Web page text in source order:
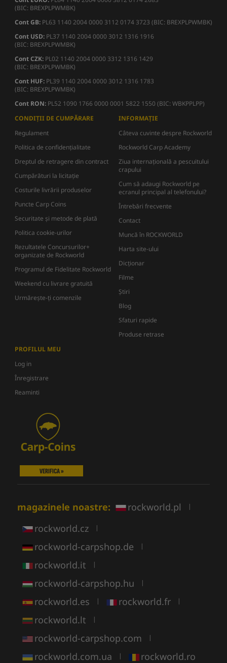
(BIC: BREXPLPWMBK)
Cont GB: PL63 1140 2004 0000 3112 0174 3723 (BIC: BREXPLPWMBK)
Cont USD: PL37 1140 2004 0000 3012 1316 1916
(BIC: BREXPLPWMBK)
Cont CZK: PL02 1140 2004 0000 3312 1316 1429
(BIC: BREXPLPWMBK)
Cont HUF: PL39 1140 2004 0000 3012 1316 1783
(BIC: BREXPLPWMBK)
Cont RON: PL52 1090 1766 0000 0001 5822 1550 (BIC: WBKPPLPP)
CONDIȚII DE CUMPĂRARE
Regulament
Politica de confidențialitate
Dreptul de retragere din contract
Cumpărături la licitație
Costurile livrării produselor
Puncte Carp Coins
Securitate și metode de plată
Politica cookie-urilor
Rezultatele Concursurilor+
organizate de Rockworld
Programul de Fidelitate Rockworld
Weekend cu livrare gratuită
Urmărește-ți comenzile
INFORMAȚIE
Câteva cuvinte despre Rockworld
Rockworld Carp Academy
Ziua internațională a pescuitului
crapului
Cum să adaugi Rockworld pe
ecranul principal al telefonului?
Întrebări frecvente
Contact
Muncă în ROCKWORLD
Harta site-ului
Dicţionar
Filme
Știri
Blog
Sfaturi rapide
Produse retrase
PROFILUL MEU
Log in
Înregistrare
Reaminti
VERIFICA »
magazinele noastre: rockworld.pl |
rockworld.cz |
rockworld-carpshop.de |
rockworld.it |
rockworld-carpshop.hu |
rockworld.es | rockworld.fr |
rockworld.lt |
rockworld-carpshop.com |
rockworld.com.ua | rockworld.ro